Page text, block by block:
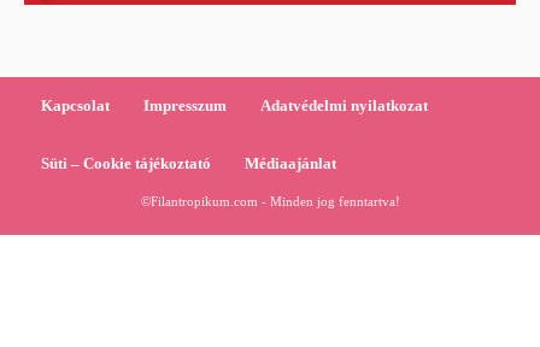
Kapcsolat Impresszum Adatvédelmi nyilatkozat
Süti – Cookie tájékoztató Médiaajánlat
©Filantropikum.com - Minden jog fenntartva!